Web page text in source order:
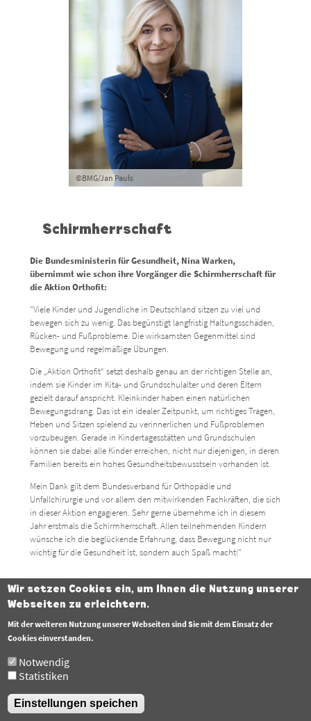
©BMG/Jan Pauls
Schirmherrschaft
Die Bundesministerin für Gesundheit, Nina Warken,
übernimmt wie schon ihre Vorgänger die Schirmherrschaft für
die Aktion Orthofit:
"Viele Kinder und Jugendliche in Deutschland sitzen zu viel und
bewegen sich zu wenig. Das begünstigt langfristig Haltungsschäden,
Rücken- und Fußprobleme. Die wirksamsten Gegenmittel sind
Bewegung und regelmäßige Übungen.
Die „Aktion Orthofit“ setzt deshalb genau an der richtigen Stelle an,
indem sie Kinder im Kita- und Grundschulalter und deren Eltern
gezielt darauf anspricht. Kleinkinder haben einen natürlichen
Bewegungsdrang. Das ist ein idealer Zeitpunkt, um richtiges Tragen,
Heben und Sitzen spielend zu verinnerlichen und Fußproblemen
vorzubeugen. Gerade in Kindertagesstätten und Grundschulen
können sie dabei alle Kinder erreichen, nicht nur diejenigen, in deren
Familien bereits ein hohes Gesundheitsbewusstsein vorhanden ist.
Mein Dank gilt dem Bundesverband für Orthopädie und
Unfallchirurgie und vor allem den mitwirkenden Fachkräften, die sich
in dieser Aktion engagieren. Sehr gerne übernehme ich in diesem
Jahr erstmals die Schirmherrschaft. Allen teilnehmenden Kindern
wünsche ich die beglückende Erfahrung, dass Bewegung nicht nur
wichtig für die Gesundheit ist, sondern auch Spaß macht!"
Fußzeile
Datenschutzerklärung
Wir setzen Cookies ein, um Ihnen die Nutzung unserer
Webseiten zu erleichtern.
Mit der weiteren Nutzung unserer Webseiten sind Sie mit dem Einsatz der
Cookies einverstanden.
Notwendig
Statistiken
Einstellungen speichen